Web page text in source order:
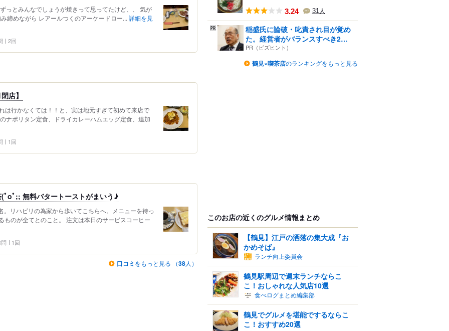
っとみんなでしょうが焼きって思ってたけど、、 気が
締めながら レアールつくのアーケードロー... 詳細を見
2回
店】
は行かなくては！！と、実は地元すぎて初めて来店で
ナポリタン定食、ドライカレーハムエッグ定食、追加
1回
ﾟoﾟ;; 無料バタートーストがまいう♪
リハビリの為家から歩いてこちらへ。メニューを待っ
ものが全てとのこと。 注文は本日のサービスコーヒー
1回
口コミ をもっと見る （38人）
3.24 31人
稲盛氏に論破・叱責され目が覚め
た。経営者がバランスすべき2
つ...
PR（ビズヒント）
鶴見×喫茶店のランキングをもっと見る
このお店の近くのグルメ情報まとめ
【鶴見】江戸の洒落の集大成『お
かめそば』
ランチ向上委員会
鶴見駅周辺で週末ランチならこ
こ！おしゃれな人気店10選
食べログまとめ編集部
鶴見でグルメを堪能でするならこ
こ！おすすめ20選